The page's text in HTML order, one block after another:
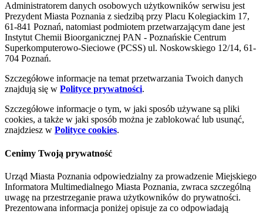
Administratorem danych osobowych użytkowników serwisu jest
Prezydent Miasta Poznania z siedzibą przy Placu Kolegiackim 17,
61-841 Poznań, natomiast podmiotem przetwarzającym dane jest
Instytut Chemii Bioorganicznej PAN - Poznańskie Centrum
Superkomputerowo-Sieciowe (PCSS) ul. Noskowskiego 12/14, 61-
704 Poznań.
Szczegółowe informacje na temat przetwarzania Twoich danych
znajdują się w Polityce prywatności.
Szczegółowe informacje o tym, w jaki sposób używane są pliki
cookies, a także w jaki sposób można je zablokować lub usunąć,
znajdziesz w Polityce cookies.
Cenimy Twoją prywatność
Urząd Miasta Poznania odpowiedzialny za prowadzenie Miejskiego
Informatora Multimedialnego Miasta Poznania, zwraca szczególną
uwagę na przestrzeganie prawa użytkowników do prywatności.
Prezentowana informacja poniżej opisuje za co odpowiadają